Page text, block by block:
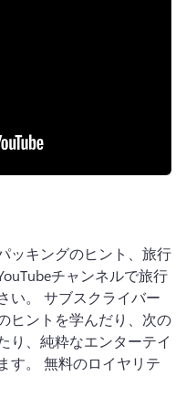
ッキングのヒント、旅行
チャンネルで旅行
い。 サブスクライバー
ヒントを学んだり、次の
り、純粋なエンターテイ
す。 無料のロイヤリテ